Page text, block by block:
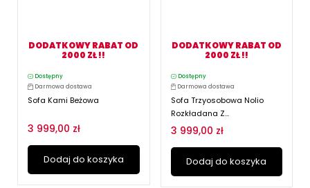
DODATKOWY RABAT OD
2000 ZŁ !!
Dostępny
Darmowa dostawa
Sofa Kami Beżowa
3 999,00 zł
Dodaj do koszyka
DODATKOWY RABAT OD
2000 ZŁ !!
Dostępny
Darmowa dostawa
Sofa Trzyosobowa Nolio
Rozkładana Z...
3 999,00 zł
Dodaj do koszyka